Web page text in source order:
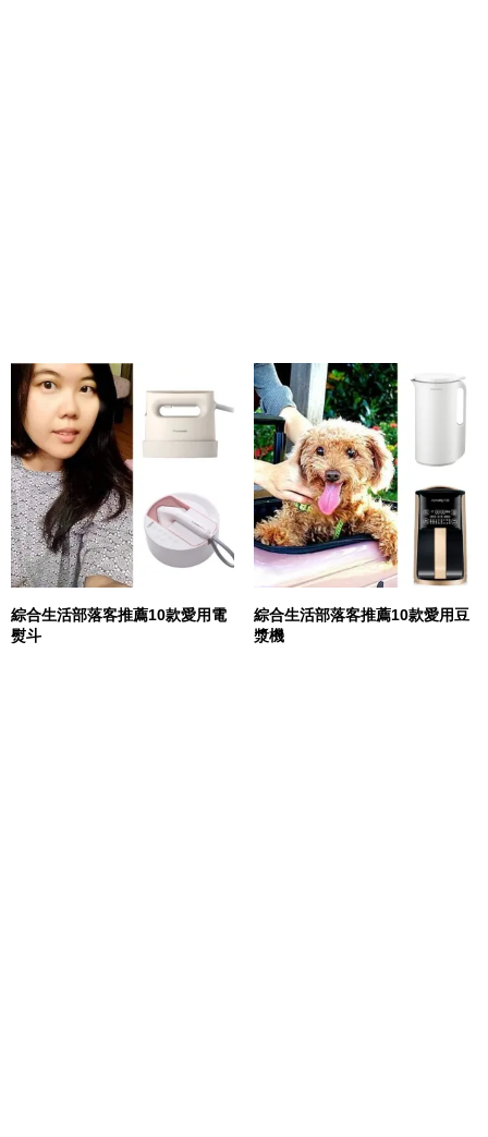
綜合生活部落客推薦10款愛用電
熨斗
綜合生活部落客推薦10款愛用豆
漿機